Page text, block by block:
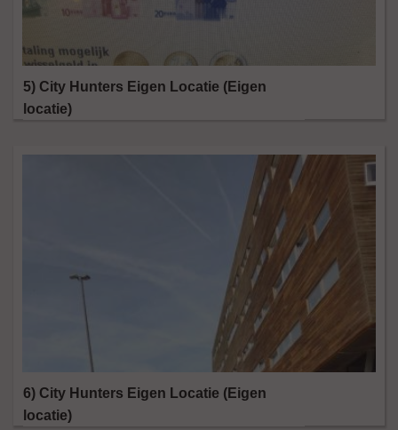
5) City Hunters Eigen Locatie (Eigen
locatie)
6) City Hunters Eigen Locatie (Eigen
locatie)